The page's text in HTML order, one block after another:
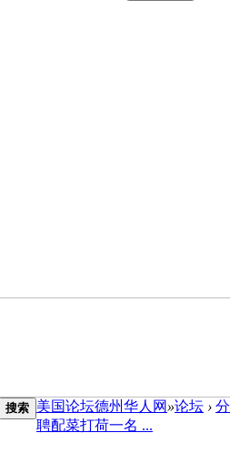
搜索 美国论坛德州华人网 »论坛 ›
聘配菜打荷一名 ...